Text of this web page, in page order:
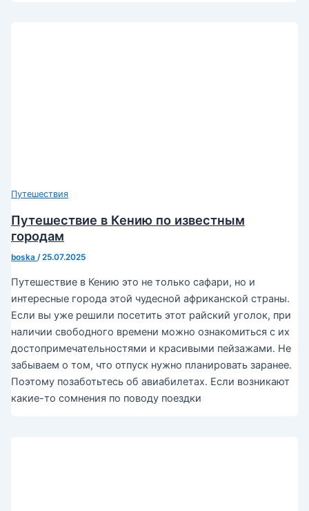
Путешествия
Путешествие в Кению по известным
городам
boska /25.07.2025
Путешествие в Кению это не только сафари, но и
интересные города этой чудесной африканской страны.
Если вы уже решили посетить этот райский уголок, при
наличии свободного времени можно ознакомиться с их
достопримечательностями и красивыми пейзажами. Не
забываем о том, что отпуск нужно планировать заранее.
Поэтому позаботьтесь об авиабилетах. Если возникают
какие-то сомнения по поводу поездки